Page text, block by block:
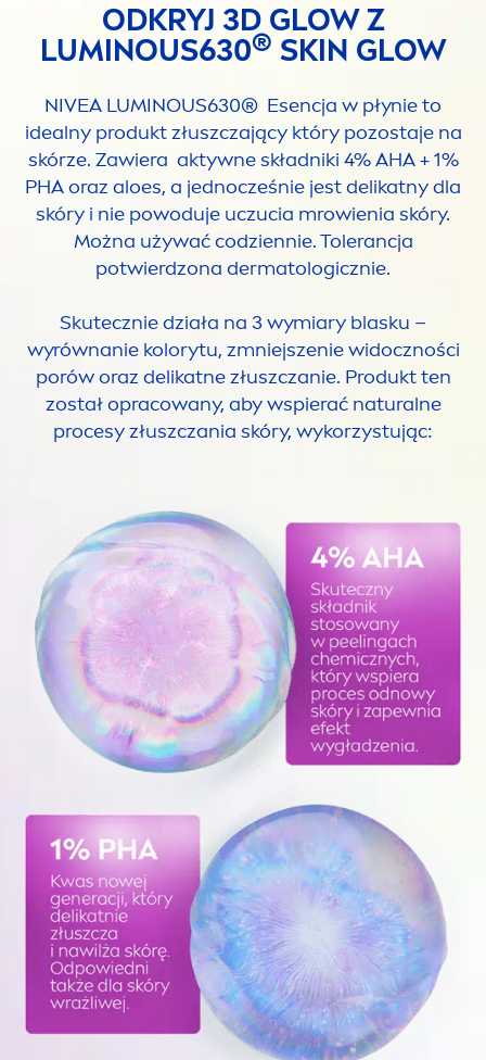
ODKRYJ 3D GLOW Z
LUMINOUS630® SKIN GLOW
NIVEA LUMINOUS630® Esencja w płynie to
idealny produkt złuszczający który pozostaje na
skórze. Zawiera aktywne składniki 4% AHA + 1%
PHA oraz aloes, a jednocześnie jest delikatny dla
skóry i nie powoduje uczucia mrowienia skóry.
Można używać codziennie. Tolerancja
potwierdzona dermatologicznie.
Skutecznie działa na 3 wymiary blasku –
wyrównanie kolorytu, zmniejszenie widoczności
porów oraz delikatne złuszczanie. Produkt ten
został opracowany, aby wspierać naturalne
procesy złuszczania skóry, wykorzystując: